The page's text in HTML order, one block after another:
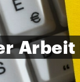
Arbeit